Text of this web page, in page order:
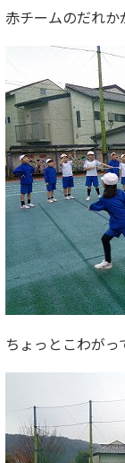
赤チームのだれか
ちょっとこわが